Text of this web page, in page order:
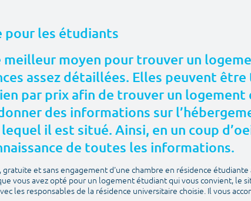
pour les étudiants
moyen pour trouver un
assez détaillées. Elles peuvent
par prix afin de trouver un
des informations sur
il est situé. Ainsi, en un coup
de toutes les informations.
et sans engagement d'une chambre en résidence
vous avez opté pour un logement étudiant qui vous convient, le
les responsables de la résidence universitaire choisie. Il vous